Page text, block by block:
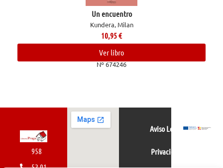
Un encuentro
Kundera, Milan
10,95€
Ver libro
Nº 674246
958
Aviso Legal
Privacidad